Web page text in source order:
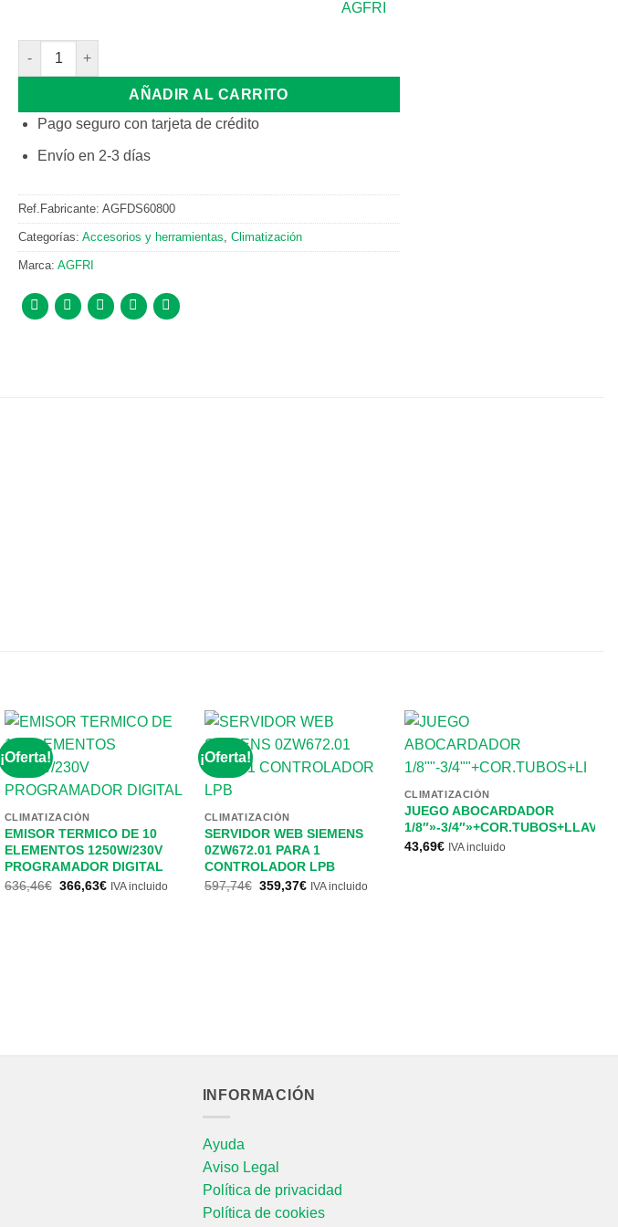
JGO.MANGUERAS 1/4-5/16""-1,5M. TODOS LOS GASES cantidad
AÑADIR AL CARRITO
Pago seguro con tarjeta de crédito
Envío en 2-3 días
Ref.Fabricante: AGFDS60800
Categorías: Accesorios y herramientas Climatización
Marca: AGFRI
¡Oferta!
CLIMATIZACIÓN
EMISOR TERMICO DE 10
ELEMENTOS 1250W/230V
PROGRAMADOR DIGITAL
636,46€ El
366,63€ElIVA incluido
¡Oferta!
CLIMATIZACIÓN
SERVIDOR WEB SIEMENS
0ZW672.01 PARA 1
CONTROLADOR LPB
597,74€ El
359,37€ElIVA incluido
CLIMATIZACIÓN
JUEGO ABOCARDADOR
1/8″»-3/4″»+COR.TUBOS+LLAVE
43,69€ IVA incluido
INFORMACIÓN
Ayuda
Aviso Legal
Política de privacidad
Política de cookies